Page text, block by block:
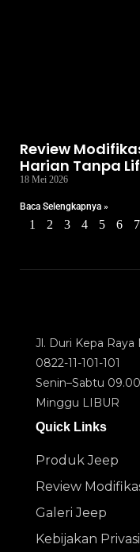
Review
Harian Tanpa
18 Mei 2026
Baca Selengkapnya »
1 2 3 4 5 6 7
Jl. Duri Kepa Raya
0822-11-101-101
Senin–Sabtu
Minggu LIBUR
Quick Links
Produk Jeep
Review
Galeri Jeep
Kebijakan Privasi